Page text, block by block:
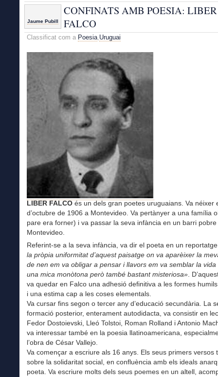
Jaume Pubill
CONFINATS AMB POESIA: LIBER
FALCO
Classificat com a Poesia,Uruguai
LIBER FALCO és un dels gran poetes uruguaians. Va néixer
d’octubre de 1906 a Montevideo. Va pertànyer a una família
pare era forner) i va passar la seva infància en un barri pobre
Montevideo.
Referint-se a la seva infància, va dir el poeta en un
la pròpia uniformitat d’aquest paisatge on va aparèixer la
de nen em va obligar a pensar i llavors em va semblar la vida
una mica monòtona però també bastant misteriosa» .
va quedar en Falco una adhesió definitiva a les formes
i una estima cap a les coses elementals.
Va cursar fins segon o tercer any d’educació secundària. La
formació posterior, enterament autodidacta, va consistir en
Fedor Dostoievski, Lleó Tolstoi, Roman Rolland i Antonio
va interessar també en la poesia llatinoamericana,
l’obra de César Vallejo.
Va començar a escriure als 16 anys. Els seus primers versos
sobre la solidaritat social, en confluència amb els ideals
poeta. Va escriure molts dels seus poemes en un altell,